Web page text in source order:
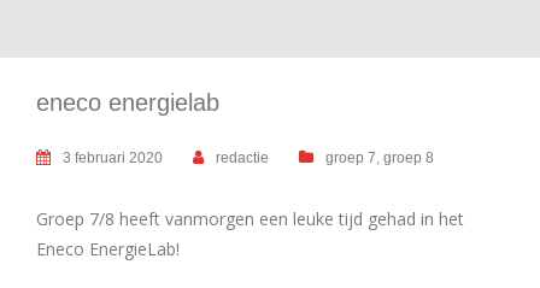
eneco energielab
3 februari 2020 redactie groep 7 groep 8
Groep 7/8 heeft vanmorgen een leuke tijd gehad in het
Eneco EnergieLab!